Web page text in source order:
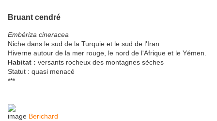
Bruant cendré
Embériza cineracea
Niche dans le sud de la Turquie et le sud de l'Iran
Hiverne autour de la mer rouge, le nord de l'Afrique et le Yémen.
Habitat : versants rocheux des montagnes sèches
Statut : quasi menacé
***
image Berichard